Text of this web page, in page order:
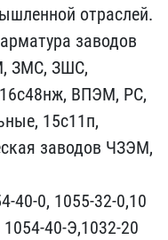
отраслей.
заводов
ЗМС, ЗШ​С,
ВПЭМ, РС,​
15с11п,
заводов ЧЗЭМ,
40-0, 1055-32-0,10​
40-Э,1032-20​